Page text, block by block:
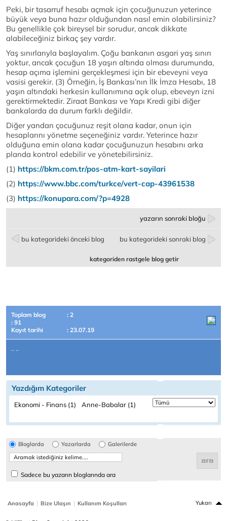
Peki, bir tasarruf hesabı açmak için çocuğunuzun yeterince
büyük veya buna hazır olduğundan nasıl emin olabilirsiniz?
Bu genellikle çok bireysel bir sorudur, ancak dikkate
alabileceğiniz birkaç şey vardır.
Yaş sınırlarıyla başlayalım. Çoğu bankanın asgari yaş sınırı
yoktur, ancak çocuğun 18 yaşın altında olması durumunda,
hesap açıma işlemini gerçekleşmesi için bir ebeveyni veya
vasisi gerekir. (3) Örneğin, İş Bankası’nın İlk İmza Hesabı, 18
yaşın altındaki herkesin kullanımına açık olup, ebeveyn izni
gerektirmektedir. Ziraat Bankası ve Yapı Kredi gibi diğer
bankalarda da durum farklı değildir.
Diğer yandan çocuğunuz reşit olana kadar, onun için
hesaplarını yönetme seçeneğiniz vardır. Yeterince hazır
olduğuna emin olana kadar çocuğunuzun hesabını arka
planda kontrol edebilir ve yönetebilirsiniz.
(1) https://bkm.com.tr/pos-atm-kart-sayilari
(2) https://www.bbc.com/turkce/vert-cap-43961538
(3) https://konupara.com/?p=4928
yazarın sonraki bloğu
bu kategorideki önceki blog bu kategorideki sonraki blog
kategoriden rastgele blog getir
Toplam blog
: 2
: 91
Kayıt tarihi
: 23.07.19
.. ..
Yazdığım Kategoriler
Ekonomi - Finans (1) Anne-Babalar (1)
Bloglarda Yazarlarda Galerilerde
Sadece bu yazarın bloglarında ara
Anasayfa | Bize Ulaşın | Kullanım Koşulları Yukarı